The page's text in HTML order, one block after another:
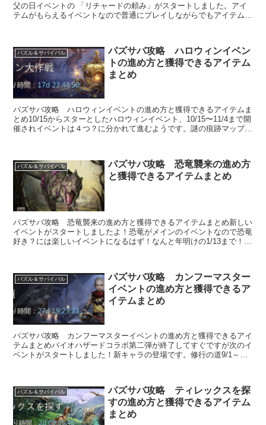
父の日イベントの 「リチャードの頼み」がスタートしました。アイ
テムがもらえるイベントなので普通にプレイしながらでもアイテムを
パズル＆サバイバル
パズサバ攻略 ハロウィンイベン
トの進め方と獲得できるアイテム
まとめ
パズサバ攻略 ハロウィンイベントの進め方と獲得できるアイテムま
とめ10/15からスターとしたハロウィンイベント、10/15〜11/4まで開
催されイベントは４つ？に分かれて進むようです。謎の痕跡マップ上
パズル＆サバイバル
パズサバ攻略 恐竜襲来の進め方
と獲得できるアイテムまとめ
パズサバ攻略 恐竜襲来の進め方と獲得できるアイテムまとめ新しい
イベントがスタートしましたよ！恐竜がメインのイベントなので恐竜
好き？には楽しいイベントになるはず！なんと年明けの1/13まで！長
パズル＆サバイバル
パズサバ攻略 カンフーマスター
イベントの進め方と獲得できるア
イテムまとめ
パズサバ攻略 カンフーマスターイベントの進め方と獲得できるアイ
テムまとめバイオハザードコラボ第二弾が終了してすぐですが次のイ
ベントがスタートしました！新キャラの登場です。修行の道9/1～
パズル＆サバイバル
パズサバ攻略 ティレックスを探
すの進め方と獲得できるアイテム
まとめ